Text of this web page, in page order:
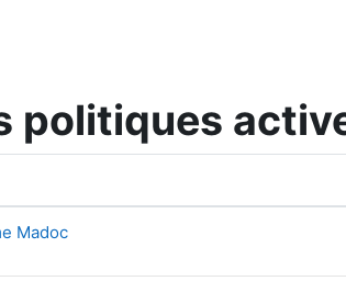
politiques
Madoc